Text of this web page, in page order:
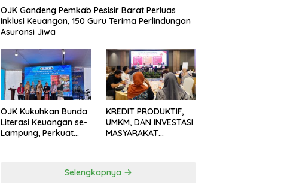
OJK Gandeng Pemkab Pesisir Barat Perluas
Inklusi Keuangan, 150 Guru Terima Perlindungan
Asuransi Jiwa
OJK Kukuhkan Bunda
Literasi Keuangan se-
Lampung, Perkuat
KREDIT PRODUKTIF,
UMKM, DAN INVESTASI
MASYARAKAT
Selengkapnya